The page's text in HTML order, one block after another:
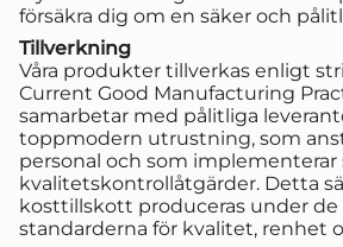
försäkra dig om en säker och
Tillverkning
Våra produkter tillverkas enligt
Current Good Manufacturing
samarbetar med pålitliga
toppmodern utrustning, som
personal och som implementerar
kvalitetskontrollåtgärder. Detta
kosttillskott produceras under de
standarderna för kvalitet, renhet